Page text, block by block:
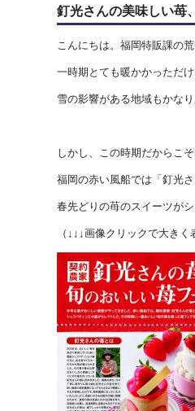
釘光さんの美味しい苺
こんにちは。福岡特販課の荒
一時期とても暖かかっただ
雪の影響がある地域もかな
しかし、この時期だからこ
福岡の赤い風船では「釘光
春先どりの苺のスイーツが
（↓↓↓画像クリックで大きく